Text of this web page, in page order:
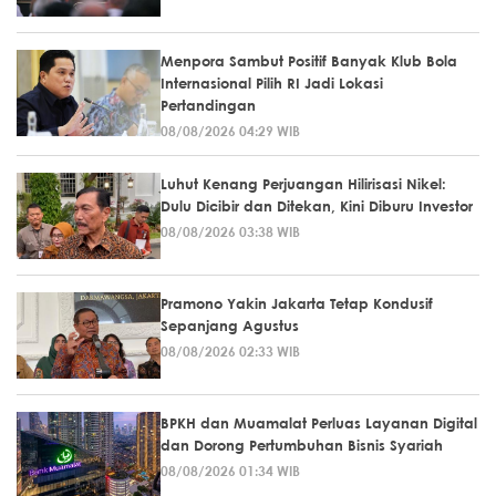
Menpora Sambut Positif Banyak Klub Bola
Internasional Pilih RI Jadi Lokasi
Pertandingan
08/08/2026 04:29 WIB
Luhut Kenang Perjuangan Hilirisasi Nikel:
Dulu Dicibir dan Ditekan, Kini Diburu Investor
08/08/2026 03:38 WIB
Pramono Yakin Jakarta Tetap Kondusif
Sepanjang Agustus
08/08/2026 02:33 WIB
BPKH dan Muamalat Perluas Layanan Digital
dan Dorong Pertumbuhan Bisnis Syariah
08/08/2026 01:34 WIB